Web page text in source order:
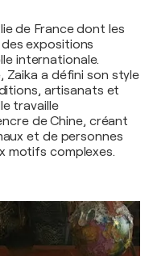
de France dont les
expositions
internationale.
Zaika a défini son style
artisanats et
travaille
de Chine, créant
et de personnes
motifs complexes.